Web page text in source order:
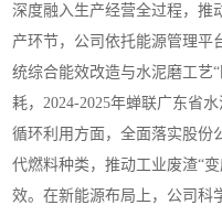
深度融入生产经营全过程，推
产环节，公司依托能源管理平
统综合能效改造与水泥磨工艺
耗，2024-2025年蝉联广东省
循环利用方面，全面落实股份
代燃料种类，推动工业废渣“
效。在新能源布局上，公司科